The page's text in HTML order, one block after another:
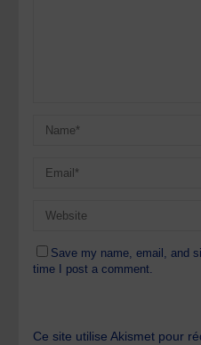
Save my name, email, and
time I post a comment.
Ce site utilise Akismet pour